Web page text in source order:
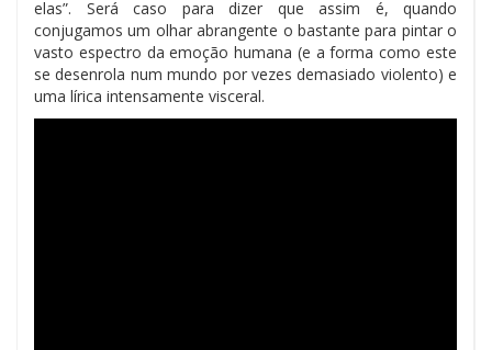
elas”. Será caso para dizer que assim é, quando
conjugamos um olhar abrangente o bastante para pintar o
vasto espectro da emoção humana (e a forma como este
se desenrola num mundo por vezes demasiado violento) e
uma lírica intensamente visceral.